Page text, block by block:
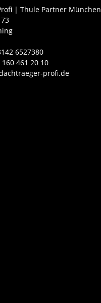
| Thule Partner München
6527380
461 20 10
profi.de